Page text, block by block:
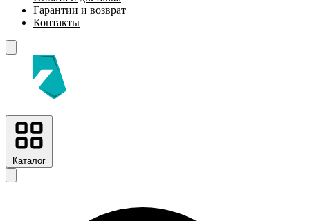
Гарантии и возврат
Контакты
Каталог